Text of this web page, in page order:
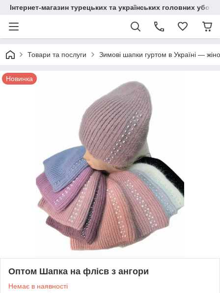
Інтернет-магазин турецьких та українських головних
Товари та послуги Зимові шапки гуртом в Україні —
Новинка
Оптом Шапка на флісв з ангори
Немає в наявності